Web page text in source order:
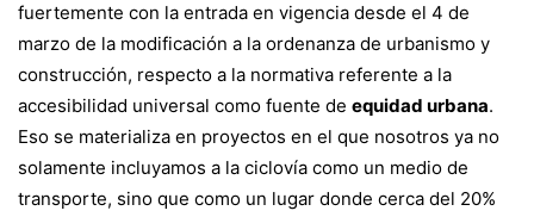
fuertemente con la entrada en vigencia desde el 4 de
marzo de la modificación a la ordenanza de urbanismo y
construcción, respecto a la normativa referente a la
accesibilidad universal como fuente de equidad urbana.
Eso se materializa en proyectos en el que nosotros ya no
solamente incluyamos a la ciclovía como un medio de
transporte, sino que como un lugar donde cerca del 20%